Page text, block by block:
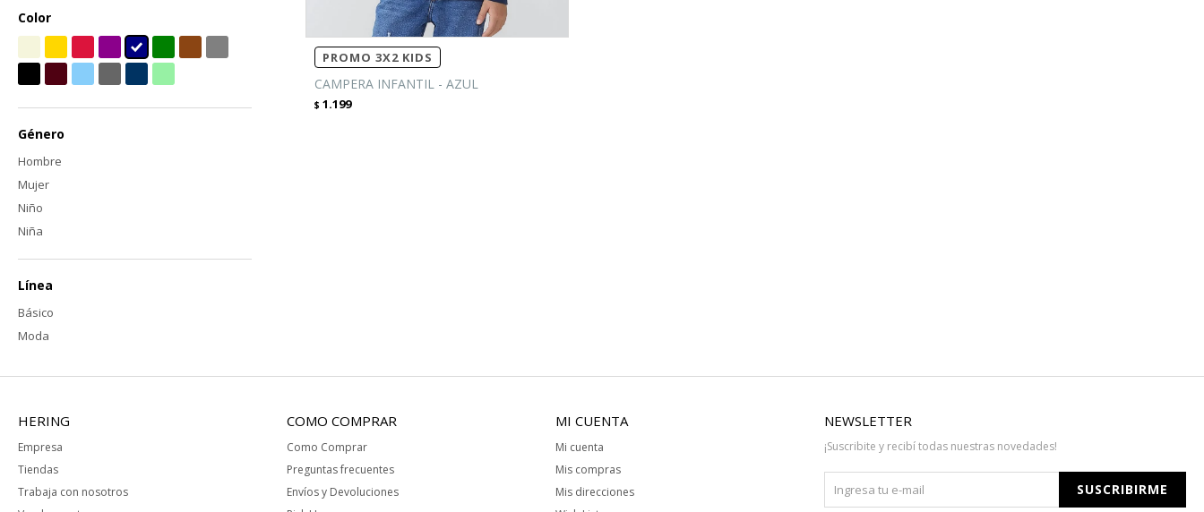
PROMO 3X2 KIDS
CAMPERA INFANTIL - AZUL
$ 1.199
Color
Género
Hombre
Mujer
Niño
Niña
Línea
Básico
Moda
HERING
Empresa
Tiendas
Trabaja con nosotros
COMO COMPRAR
Como Comprar
Preguntas frecuentes
Envíos y Devoluciones
MI CUENTA
Mi cuenta
Mis compras
Mis direcciones
NEWSLETTER
¡Suscribite y recibí todas nuestras novedades!
SUSCRIBIRME